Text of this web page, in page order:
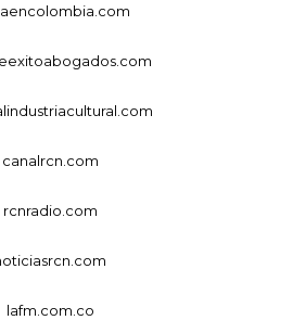
canalrcn.com
rcnradio.com
lafm.com.co